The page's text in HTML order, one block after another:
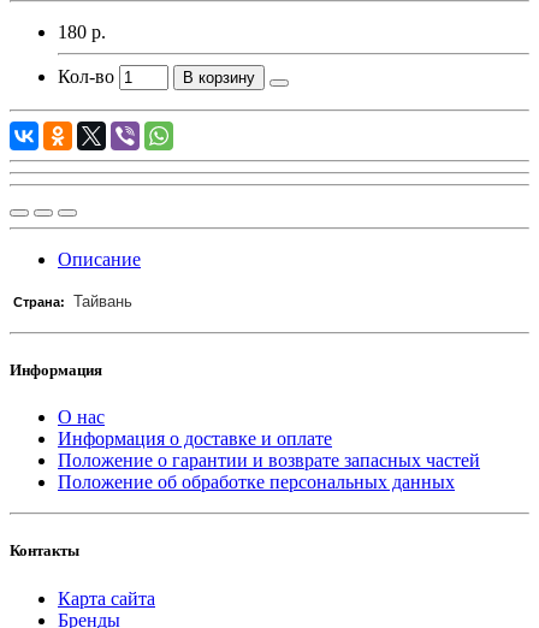
180 р.
Кол-во В корзину
Описание
Страна: Тайвань
Информация
О нас
Информация о доставке и оплате
Положение о гарантии и возврате запасных частей
Положение об обработке персональных данных
Контакты
Карта сайта
Бренды